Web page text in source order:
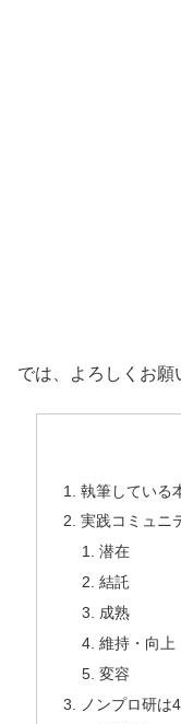
では、よろしくお願
執筆している
実践コミュニ
潜在
結託
成熟
維持・向上
変容
ノンプロ研は